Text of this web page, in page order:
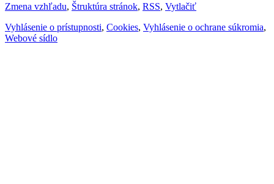
Zmena vzhľadu, Štruktúra stránok, RSS, Vytlačiť
Vyhlásenie o prístupnosti, Cookies, Vyhlásenie o ochrane súkromia,
Webové sídlo